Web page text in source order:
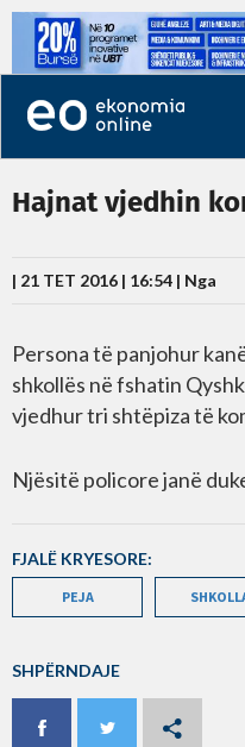
Hajnat vjedhin
| 21 TET 2016 | 16:54 | Nga
Persona të panjohur
shkollës në fshatin
vjedhur tri shtëpiza të
Njësitë policore janë
FJALË KRYESORE:
PEJA
SHPËRNDAJE